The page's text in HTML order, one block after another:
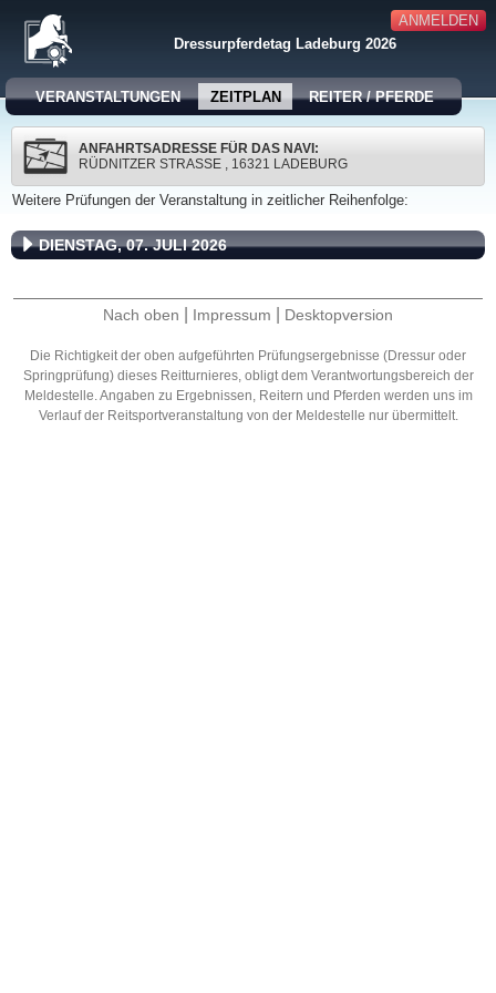
ANMELDEN
Dressurpferdetag Ladeburg 2026
VERANSTALTUNGEN ZEITPLAN REITER / PFERDE
ANFAHRTSADRESSE FÜR DAS NAVI:
RÜDNITZER STRASSE , 16321 LADEBURG
Weitere Prüfungen der Veranstaltung in zeitlicher Reihenfolge:
DIENSTAG, 07. JULI 2026
Nach oben Impressum Desktopversion
Die Richtigkeit der oben aufgeführten Prüfungsergebnisse (Dressur oder
Springprüfung) dieses Reitturnieres, obligt dem Verantwortungsbereich der
Meldestelle. Angaben zu Ergebnissen, Reitern und Pferden werden uns im
Verlauf der Reitsportveranstaltung von der Meldestelle nur übermittelt.